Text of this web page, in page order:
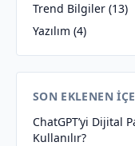
Trend Bilgiler (13)
Yazılım (4)
SON EKLENEN
ChatGPT’yi Dijital
Kullanılır?